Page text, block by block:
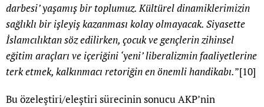
darbesi’ yaşamış bir toplumuz. Kültürel dinamiklerimizin
sağlıklı bir işleyiş kazanması kolay olmayacak. Siyasette
İslamcılıktan söz edilirken, çocuk ve gençlerin zihinsel
eğitim araçları ve içeriğini ‘yeni’ liberalizmin faaliyetlerine
terk etmek, kalkınmacı retoriğin en önemli handikabı.”[10]
Bu özeleştiri/eleştiri sürecinin sonucu AKP’nin